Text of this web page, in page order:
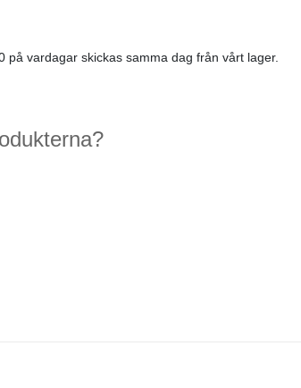
vardagar skickas samma dag från vårt lager.